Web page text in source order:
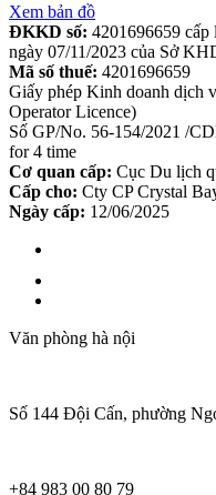
Xem bản đồ
ĐKKD số: 4201696659 cấp
ngày 07/11/2023 của Sở
Mã số thuế: 4201696659
Giấy phép Kinh doanh dịch
Operator Licence)
Số GP/No. 56-154/2021 /
for 4 time
Cơ quan cấp: Cục Du lịch
Cấp cho: Cty CP Crystal
Ngày cấp: 12/06/2025
Văn phòng hà nội
Số 144 Đội Cấn, phường
+84 983 00 80 79